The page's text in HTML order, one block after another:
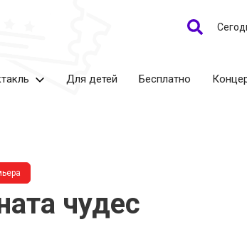
Для детей Бесплатно
чудес